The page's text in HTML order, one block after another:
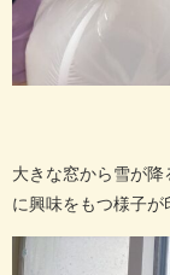
大きな窓から雪が
に興味をもつ様子が